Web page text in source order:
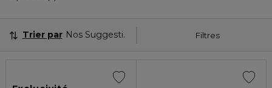
Filtres
Trier par Nos Suggestions